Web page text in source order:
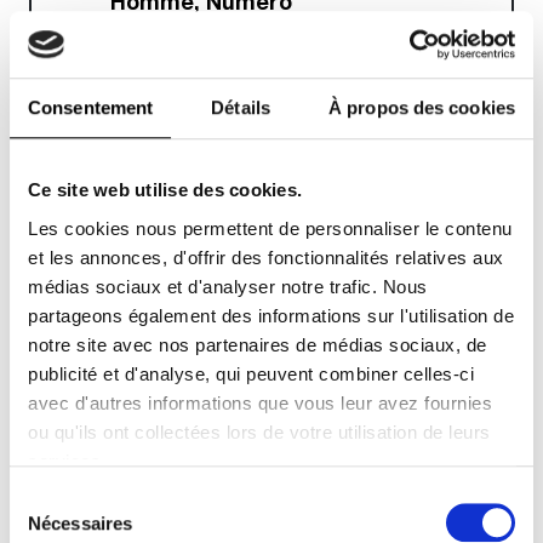
Consentement Détails À propos des cookies
Ce site web utilise des cookies.
Les cookies nous permettent de personnaliser le contenu
et les annonces, d'offrir des fonctionnalités relatives aux
médias sociaux et d'analyser notre trafic. Nous
partageons également des informations sur l'utilisation de
notre site avec nos partenaires de médias sociaux, de
publicité et d'analyse, qui peuvent combiner celles-ci
avec d'autres informations que vous leur avez fournies
ou qu'ils ont collectées lors de votre utilisation de leurs
consentement
Nécessaires
Homme, Numéro
À partir de 5.99€ttc
JE M'ABONNE !
Numéro Art
Abonnement papier
À partir de5.16€ ttc
JE M'ABONNE !
Numéro et
Numéro Homme
À partir de